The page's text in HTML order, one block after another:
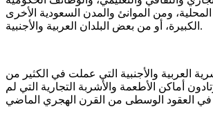
ومن الموانئ والمدن السعودية الأخرى
الكبيرة، أو من بعض البلدان العربية والأجنبية.
الأخيرة من القرن (14هـ/20م)، وقدوم الكثير من العناصر البشرية العربية والأجنبية التي عملت في الكثير من
أماكن الأطعمة والأشربة التجارية التي لم